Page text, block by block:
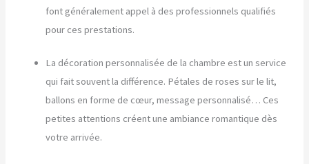
font généralement appel à des professionnels qualifiés
pour ces prestations.
La décoration personnalisée de la chambre est un service
qui fait souvent la différence. Pétales de roses sur le lit,
ballons en forme de cœur, message personnalisé… Ces
petites attentions créent une ambiance romantique dès
votre arrivée.